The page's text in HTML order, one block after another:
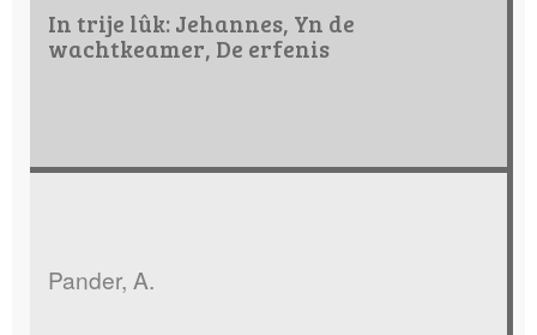
In trije lûk: Jehannes, Yn de
wachtkeamer, De erfenis
Pander, A.